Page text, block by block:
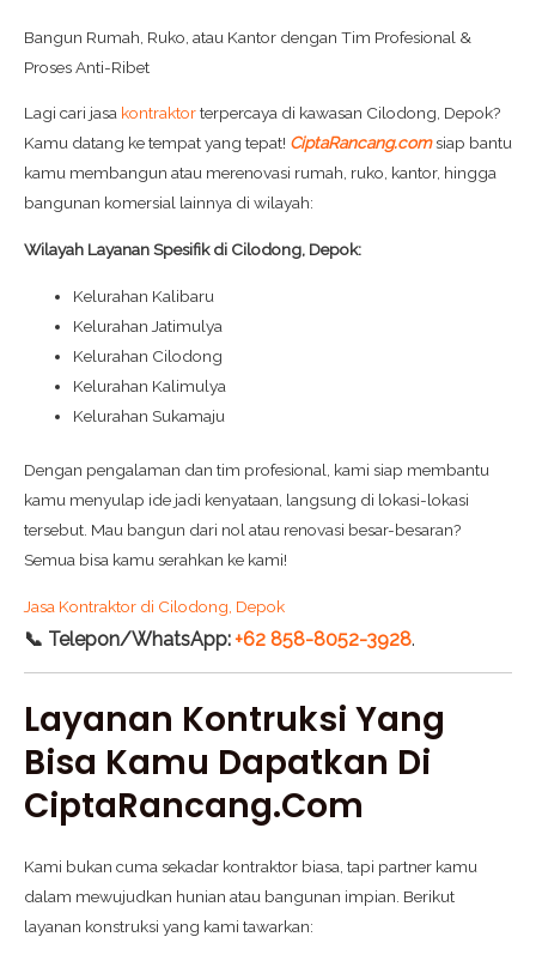
Bangun Rumah, Ruko, atau Kantor dengan Tim Profesional &
Proses Anti-Ribet
Lagi cari jasa kontraktorterpercaya di kawasan Cilodong, Depok?
Kamu datang ke tempat yang tepat! CiptaRancang.comsiap bantu
kamu membangun atau merenovasi rumah, ruko, kantor, hingga
bangunan komersial lainnya di wilayah:
Wilayah Layanan Spesifik di Cilodong, Depok:
Kelurahan Kalibaru
Kelurahan Jatimulya
Kelurahan Cilodong
Kelurahan Kalimulya
Kelurahan Sukamaju
Dengan pengalaman dan tim profesional, kami siap membantu
kamu menyulap ide jadi kenyataan, langsung di lokasi-lokasi
tersebut. Mau bangun dari nol atau renovasi besar-besaran?
Semua bisa kamu serahkan ke kami!
Jasa Kontraktor di Cilodong, Depok
📞 Telepon/WhatsApp:+62 858-8052-3928.
Layanan Kontruksi Yang
Bisa Kamu Dapatkan Di
CiptaRancang.com
Kami bukan cuma sekadar kontraktor biasa, tapi partner kamu
dalam mewujudkan hunian atau bangunan impian. Berikut
layanan konstruksi yang kami tawarkan: